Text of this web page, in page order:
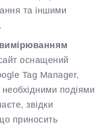
та іншими
оснащений
Tag Manager,
подіями
звідки
приносить